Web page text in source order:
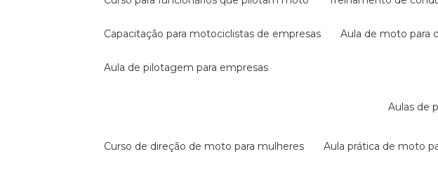
capacitação para motociclistas de empresas aula de moto para
aula de pilotagem para empresas
aulas
curso de direção de moto para mulheres aula prática de moto